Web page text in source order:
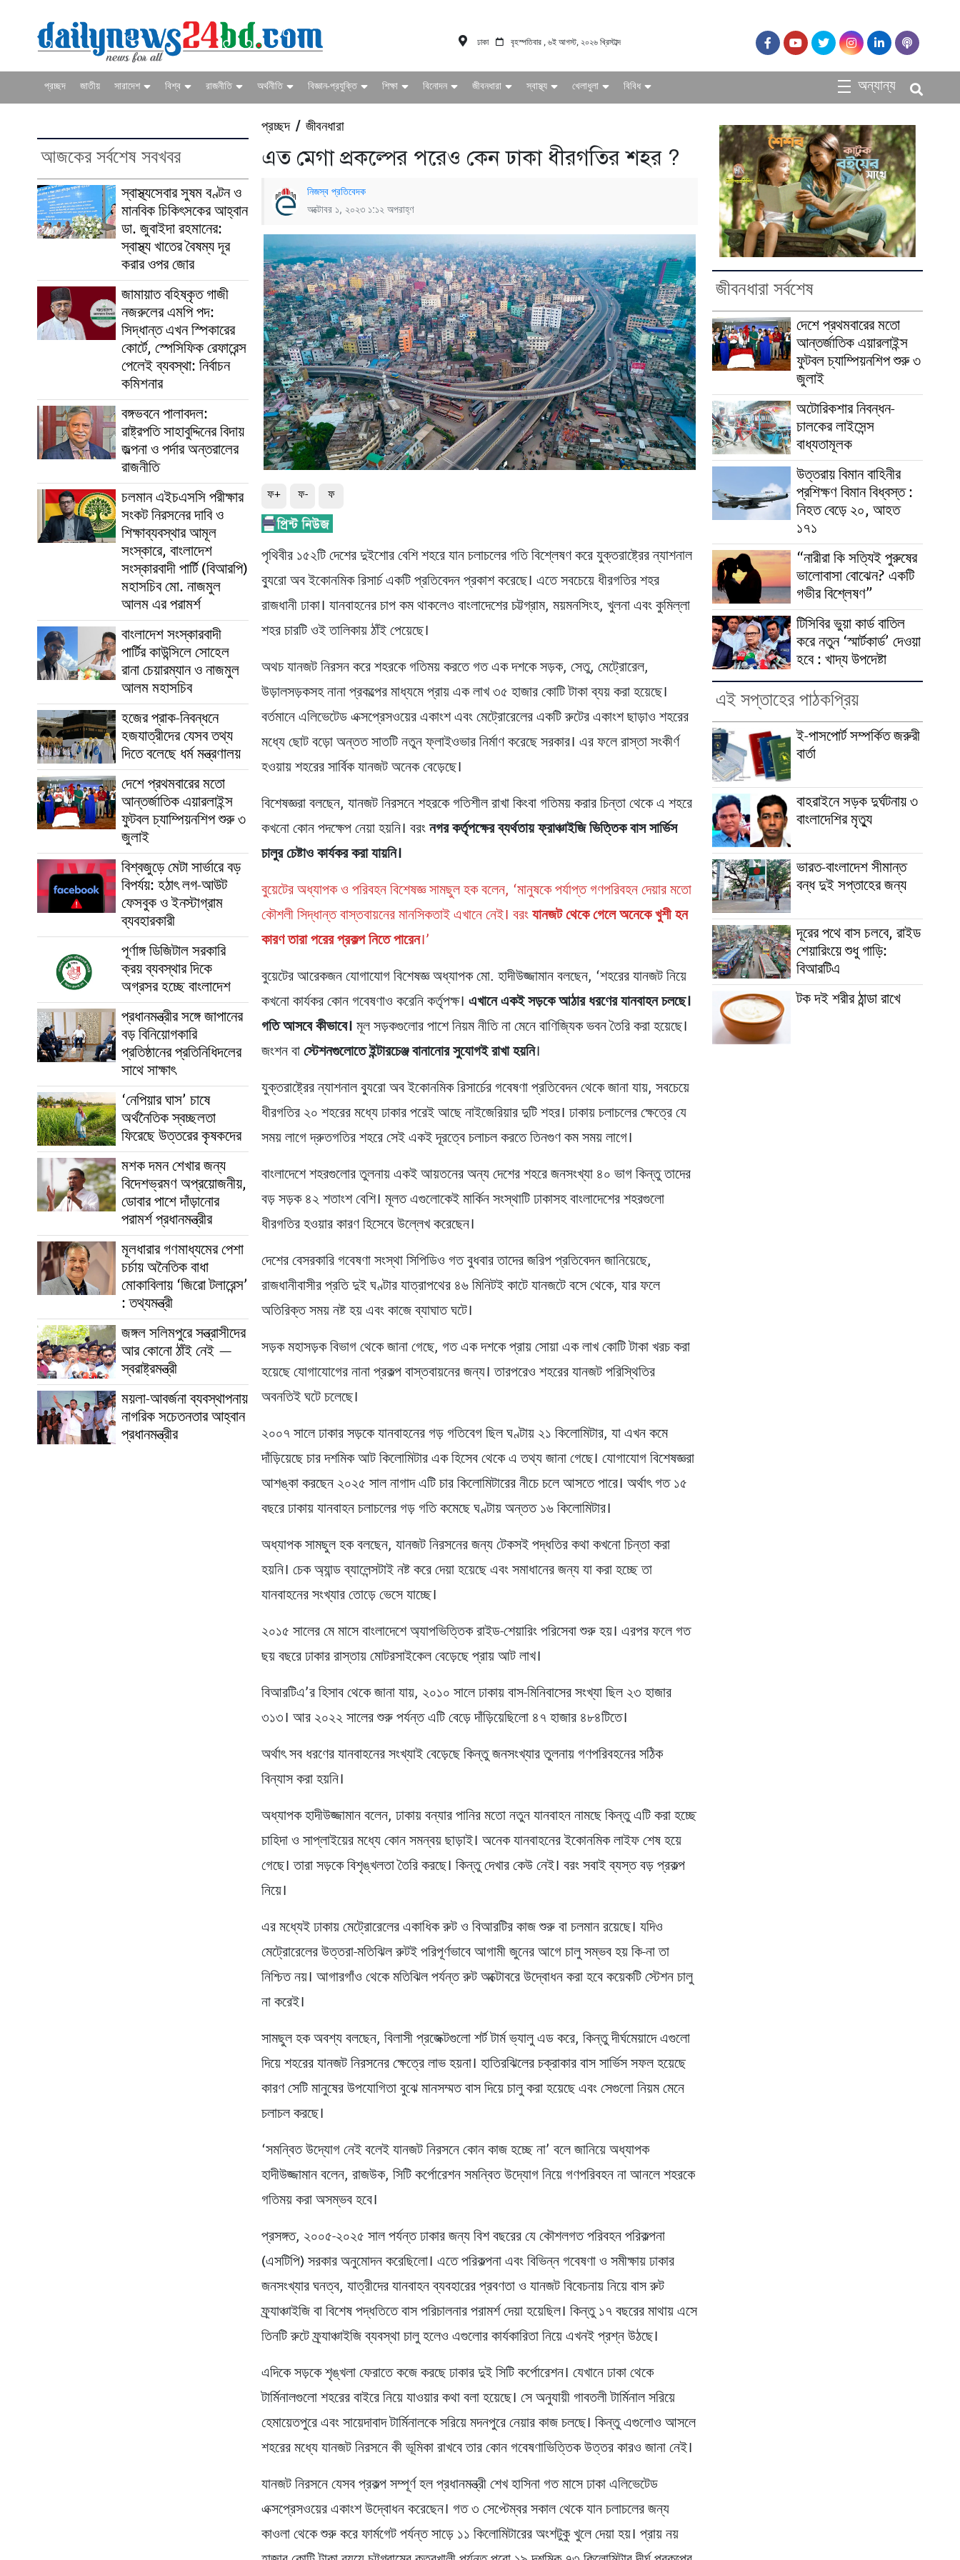
ঢাকা বৃহস্পতিবার , ৬ই আগস্ট, ২০২৬ খ্রিস্টাব্দ
প্রচ্ছদ জাতীয় সারাদেশ বিশ্ব রাজনীতি অর্থনীতি বিজ্ঞান-প্রযুক্তি শিক্ষা বিনোদন জীবনধারা স্বাস্থ্য খেলাধুলা বিবিধ অন্যান্য
আজকের সর্বশেষ সবখবর
স্বাস্থ্যসেবার সুষম বণ্টন ও
মানবিক চিকিৎসকের আহ্বান
ডা. জুবাইদা রহমানের:
স্বাস্থ্য খাতের বৈষম্য দূর
করার ওপর জোর
জামায়াত বহিষ্কৃত গাজী
নজরুলের এমপি পদ:
সিদ্ধান্ত এখন স্পিকারের
কোর্টে, স্পেসিফিক রেফারেন্স
পেলেই ব্যবস্থা: নির্বাচন
কমিশনার
বঙ্গভবনে পালাবদল:
রাষ্ট্রপতি সাহাবুদ্দিনের বিদায়
জল্পনা ও পর্দার অন্তরালের
রাজনীতি
চলমান এইচএসসি পরীক্ষার
সংকট নিরসনের দাবি ও
শিক্ষাব্যবস্থার আমূল
সংস্কারে, বাংলাদেশ
সংস্কারবাদী পার্টি (বিআরপি)
মহাসচিব মো. নাজমুল
আলম এর পরামর্শ
বাংলাদেশ সংস্কারবাদী
পার্টির কাউন্সিলে সোহেল
রানা চেয়ারম্যান ও নাজমুল
আলম মহাসচিব
হজের প্রাক-নিবন্ধনে
হজযাত্রীদের যেসব তথ্য
দিতে বলেছে ধর্ম মন্ত্রণালয়
দেশে প্রথমবারের মতো
আন্তর্জাতিক এয়ারলাইন্স
ফুটবল চ্যাম্পিয়নশিপ শুরু ৩
জুলাই
বিশ্বজুড়ে মেটা সার্ভারে বড়
বিপর্যয়: হঠাৎ লগ-আউট
ফেসবুক ও ইনস্টাগ্রাম
ব্যবহারকারী
পূর্ণাঙ্গ ডিজিটাল সরকারি
ক্রয় ব্যবস্থার দিকে
অগ্রসর হচ্ছে বাংলাদেশ
প্রধানমন্ত্রীর সঙ্গে জাপানের
বড় বিনিয়োগকারি
প্রতিষ্ঠানের প্রতিনিধিদলের
সাথে সাক্ষাৎ
‘নেপিয়ার ঘাস’ চাষে
অর্থনৈতিক স্বচ্ছলতা
ফিরেছে উত্তরের কৃষকদের
মশক দমন শেখার জন্য
বিদেশভ্রমণ অপ্রয়োজনীয়,
ডোবার পাশে দাঁড়ানোর
পরামর্শ প্রধানমন্ত্রীর
মূলধারার গণমাধ্যমের পেশা
চর্চায় অনৈতিক বাধা
মোকাবিলায় ‘জিরো টলারেন্স’
: তথ্যমন্ত্রী
জঙ্গল সলিমপুরে সন্ত্রাসীদের
আর কোনো ঠাঁই নেই —
স্বরাষ্ট্রমন্ত্রী
ময়লা-আবর্জনা ব্যবস্থাপনায়
নাগরিক সচেতনতার আহ্বান
প্রধানমন্ত্রীর
প্রচ্ছদ/জীবনধারা
এত মেগা প্রকল্পের পরেও কেন ঢাকা ধীরগতির শহর ?
নিজস্ব প্রতিবেদক
অক্টোবর ১, ২০২৩ ১:১২ অপরাহ্ণ
ফ+ ফ- ফ
পৃথিবীর ১৫২টি দেশের দুইশোর বেশি শহরে যান চলাচলের গতি বিশ্লেষণ করে যুক্তরাষ্ট্রের ন্যাশনাল
ব্যুরো অব ইকোনমিক রিসার্চ একটি প্রতিবেদন প্রকাশ করেছে। এতে সবচেয়ে ধীরগতির শহর
রাজধানী ঢাকা। যানবাহনের চাপ কম থাকলেও বাংলাদেশের চট্টগ্রাম, ময়মনসিংহ, খুলনা এবং কুমিল্লা
শহর চারটি ওই তালিকায় ঠাঁই পেয়েছে।
অথচ যানজট নিরসন করে শহরকে গতিময় করতে গত এক দশকে সড়ক, সেতু, মেট্রোরেল,
উড়ালসড়কসহ নানা প্রকল্পের মাধ্যমে প্রায় এক লাখ ৩৫ হাজার কোটি টাকা ব্যয় করা হয়েছে।
বর্তমানে এলিভেটেড এক্সপ্রেসওয়ের একাংশ এবং মেট্রোরেলের একটি রুটের একাংশ ছাড়াও শহরের
মধ্যে ছোট বড়ো অন্তত সাতটি নতুন ফ্লাইওভার নির্মাণ করেছে সরকার। এর ফলে রাস্তা সংকীর্ণ
হওয়ায় শহরের সার্বিক যানজট অনেক বেড়েছে।
বিশেষজ্ঞরা বলছেন, যানজট নিরসনে শহরকে গতিশীল রাখা কিংবা গতিময় করার চিন্তা থেকে এ শহরে
কখনো কোন পদক্ষেপ নেয়া হয়নি। বরংনগর কর্তৃপক্ষের ব্যর্থতায় ফ্রাঞ্চাইজি ভিত্তিক বাস সার্ভিস
চালুর চেষ্টাও কার্যকর করা যায়নি।
বুয়েটের অধ্যাপক ও পরিবহন বিশেষজ্ঞ সামছুল হক বলেন, ‘মানুষকে পর্যাপ্ত গণপরিবহন দেয়ার মতো
কৌশলী সিদ্ধান্ত বাস্তবায়নের মানসিকতাই এখানে নেই। বরংযানজট থেকে গেলে অনেকে খুশী হন
কারণ তারা পরের প্রকল্প নিতে পারেন।’
বুয়েটের আরেকজন যোগাযোগ বিশেষজ্ঞ অধ্যাপক মো. হাদীউজ্জামান বলছেন, ‘শহরের যানজট নিয়ে
কখনো কার্যকর কোন গবেষণাও করেনি কর্তৃপক্ষ।এখানে একই সড়কে আঠার ধরণের যানবাহন চলছে।
গতি আসবে কীভাবে।মূল সড়কগুলোর পাশে নিয়ম নীতি না মেনে বাণিজ্যিক ভবন তৈরি করা হয়েছে।
জংশন বাস্টেশনগুলোতে ইন্টারচেঞ্জ বানানোর সুযোগই রাখা হয়নি।
যুক্তরাষ্ট্রের ন্যাশনাল ব্যুরো অব ইকোনমিক রিসার্চের গবেষণা প্রতিবেদন থেকে জানা যায়, সবচেয়ে
ধীরগতির ২০ শহরের মধ্যে ঢাকার পরেই আছে নাইজেরিয়ার দুটি শহর। ঢাকায় চলাচলের ক্ষেত্রে যে
সময় লাগে দ্রুতগতির শহরে সেই একই দূরত্বে চলাচল করতে তিনগুণ কম সময় লাগে।
বাংলাদেশে শহরগুলোর তুলনায় একই আয়তনের অন্য দেশের শহরে জনসংখ্যা ৪০ ভাগ কিন্তু তাদের
বড় সড়ক ৪২ শতাংশ বেশি। মূলত এগুলোকেই মার্কিন সংস্থাটি ঢাকাসহ বাংলাদেশের শহরগুলো
ধীরগতির হওয়ার কারণ হিসেবে উল্লেখ করেছেন।
দেশের বেসরকারি গবেষণা সংস্থা সিপিডিও গত বুধবার তাদের জরিপ প্রতিবেদন জানিয়েছে,
রাজধানীবাসীর প্রতি দুই ঘণ্টার যাত্রাপথের ৪৬ মিনিটই কাটে যানজটে বসে থেকে, যার ফলে
অতিরিক্ত সময় নষ্ট হয় এবং কাজে ব্যাঘাত ঘটে।
সড়ক মহাসড়ক বিভাগ থেকে জানা গেছে, গত এক দশকে প্রায় সোয়া এক লাখ কোটি টাকা খরচ করা
হয়েছে যোগাযোগের নানা প্রকল্প বাস্তবায়নের জন্য। তারপরেও শহরের যানজট পরিস্থিতির
অবনতিই ঘটে চলেছে।
২০০৭ সালে ঢাকার সড়কে যানবাহনের গড় গতিবেগ ছিল ঘণ্টায় ২১ কিলোমিটার, যা এখন কমে
দাঁড়িয়েছে চার দশমিক আট কিলোমিটার এক হিসেব থেকে এ তথ্য জানা গেছে। যোগাযোগ বিশেষজ্ঞরা
আশঙ্কা করছেন ২০২৫ সাল নাগাদ এটি চার কিলোমিটারের নীচে চলে আসতে পারে। অর্থাৎ গত ১৫
বছরে ঢাকায় যানবাহন চলাচলের গড় গতি কমেছে ঘণ্টায় অন্তত ১৬ কিলোমিটার।
অধ্যাপক সামছুল হক বলছেন, যানজট নিরসনের জন্য টেকসই পদ্ধতির কথা কখনো চিন্তা করা
হয়নি। চেক অ্যান্ড ব্যালেন্সটাই নষ্ট করে দেয়া হয়েছে এবং সমাধানের জন্য যা করা হচ্ছে তা
যানবাহনের সংখ্যার তোড়ে ভেসে যাচ্ছে।
২০১৫ সালের মে মাসে বাংলাদেশে অ্যাপভিত্তিক রাইড-শেয়ারিং পরিসেবা শুরু হয়। এরপর ফলে গত
ছয় বছরে ঢাকার রাস্তায় মোটরসাইকেল বেড়েছে প্রায় আট লাখ।
বিআরটিএ’র হিসাব থেকে জানা যায়, ২০১০ সালে ঢাকায় বাস-মিনিবাসের সংখ্যা ছিল ২৩ হাজার
৩১৩। আর ২০২২ সালের শুরু পর্যন্ত এটি বেড়ে দাঁড়িয়েছিলো ৪৭ হাজার ৪৮৪টিতে।
অর্থাৎ সব ধরণের যানবাহনের সংখ্যাই বেড়েছে কিন্তু জনসংখ্যার তুলনায় গণপরিবহনের সঠিক
বিন্যাস করা হয়নি।
অধ্যাপক হাদীউজ্জামান বলেন, ঢাকায় বন্যার পানির মতো নতুন যানবাহন নামছে কিন্তু এটি করা হচ্ছে
চাহিদা ও সাপ্লাইয়ের মধ্যে কোন সমন্বয় ছাড়াই। অনেক যানবাহনের ইকোনমিক লাইফ শেষ হয়ে
গেছে। তারা সড়কে বিশৃঙ্খলতা তৈরি করছে। কিন্তু দেখার কেউ নেই। বরং সবাই ব্যস্ত বড় প্রকল্প
নিয়ে।
এর মধ্যেই ঢাকায় মেট্রোরেলের একাধিক রুট ও বিআরটির কাজ শুরু বা চলমান রয়েছে। যদিও
মেট্রোরেলের উত্তরা-মতিঝিল রুটই পরিপূর্ণভাবে আগামী জুনের আগে চালু সম্ভব হয় কি-না তা
নিশ্চিত নয়। আগারগাঁও থেকে মতিঝিল পর্যন্ত রুট অক্টোবরে উদ্বোধন করা হবে কয়েকটি স্টেশন চালু
না করেই।
সামছুল হক অবশ্য বলছেন, বিলাসী প্রজেক্টগুলো শর্ট টার্ম ভ্যালু এড করে, কিন্তু দীর্ঘমেয়াদে এগুলো
দিয়ে শহরের যানজট নিরসনের ক্ষেত্রে লাভ হয়না। হাতিরঝিলের চক্রাকার বাস সার্ভিস সফল হয়েছে
কারণ সেটি মানুষের উপযোগিতা বুঝে মানসম্মত বাস দিয়ে চালু করা হয়েছে এবং সেগুলো নিয়ম মেনে
চলাচল করছে।
‘সমন্বিত উদ্যোগ নেই বলেই যানজট নিরসনে কোন কাজ হচ্ছে না’ বলে জানিয়ে অধ্যাপক
হাদীউজ্জামান বলেন, রাজউক, সিটি কর্পোরেশন সমন্বিত উদ্যোগ নিয়ে গণপরিবহন না আনলে শহরকে
গতিময় করা অসম্ভব হবে।
প্রসঙ্গত, ২০০৫-২০২৫ সাল পর্যন্ত ঢাকার জন্য বিশ বছরের যে কৌশলগত পরিবহন পরিকল্পনা
(এসটিপি) সরকার অনুমোদন করেছিলো। এতে পরিকল্পনা এবং বিভিন্ন গবেষণা ও সমীক্ষায় ঢাকার
জনসংখ্যার ঘনত্ব, যাত্রীদের যানবাহন ব্যবহারের প্রবণতা ও যানজট বিবেচনায় নিয়ে বাস রুট
ফ্র্যাঞ্চাইজি বা বিশেষ পদ্ধতিতে বাস পরিচালনার পরামর্শ দেয়া হয়েছিল। কিন্তু ১৭ বছরের মাথায় এসে
তিনটি রুটে ফ্র্যাঞ্চাইজি ব্যবস্থা চালু হলেও এগুলোর কার্যকারিতা নিয়ে এখনই প্রশ্ন উঠছে।
এদিকে সড়কে শৃঙ্খলা ফেরাতে কজে করছে ঢাকার দুই সিটি কর্পোরেশন। যেখানে ঢাকা থেকে
টার্মিনালগুলো শহরের বাইরে নিয়ে যাওয়ার কথা বলা হয়েছে। সে অনুযায়ী গাবতলী টার্মিনাল সরিয়ে
হেমায়েতপুরে এবং সায়েদাবাদ টার্মিনালকে সরিয়ে মদনপুরে নেয়ার কাজ চলছে। কিন্তু এগুলোও আসলে
শহরের মধ্যে যানজট নিরসনে কী ভূমিকা রাখবে তার কোন গবেষণাভিত্তিক উত্তর কারও জানা নেই।
যানজট নিরসনে যেসব প্রকল্প সম্পূর্ণ হল প্রধানমন্ত্রী শেখ হাসিনা গত মাসে ঢাকা এলিভেটেড
এক্সপ্রেসওয়ের একাংশ উদ্বোধন করেছেন। গত ৩ সেপ্টেম্বর সকাল থেকে যান চলাচলের জন্য
কাওলা থেকে শুরু করে ফার্মগেট পর্যন্ত সাড়ে ‌১১ কিলোমিটারের অংশটুকু খুলে দেয়া হয়। প্রায় নয়
জীবনধারা সর্বশেষ
দেশে প্রথমবারের মতো
আন্তর্জাতিক এয়ারলাইন্স
ফুটবল চ্যাম্পিয়নশিপ শুরু ৩
জুলাই
অটোরিকশার নিবন্ধন-
চালকের লাইসেন্স
বাধ্যতামূলক
উত্তরায় বিমান বাহিনীর
প্রশিক্ষণ বিমান বিধ্বস্ত :
নিহত বেড়ে ২০, আহত
১৭১
“নারীরা কি সত্যিই পুরুষের
ভালোবাসা বোঝেন? একটি
গভীর বিশ্লেষণ”
টিসিবির ভুয়া কার্ড বাতিল
করে নতুন ‘স্মার্টকার্ড’ দেওয়া
হবে : খাদ্য উপদেষ্টা
এই সপ্তাহের পাঠকপ্রিয়
ই-পাসপোর্ট সম্পর্কিত জরুরী
বার্তা
বাহরাইনে সড়ক দুর্ঘটনায় ৩
বাংলাদেশির মৃত্যু
ভারত-বাংলাদেশ সীমান্ত
বন্ধ দুই সপ্তাহের জন্য
দূরের পথে বাস চলবে, রাইড
শেয়ারিংয়ে শুধু গাড়ি:
বিআরটিএ
টক দই শরীর ঠান্ডা রাখে